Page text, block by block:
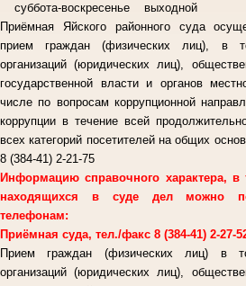
суббота-воскресенье выходной
Приёмная Яйского районного суда
прием граждан (физических лиц), в
организаций (юридических лиц),
государственной власти и органов
числе по вопросам коррупционной
коррупции в течение всей
всех категорий посетителей на общих
8 (384-41) 2-21-75
Информацию справочного характера,
находящихся в суде дел можно
телефонам:
Приёмная суда, тел./факс 8 (384-41) 2-27-
Прием граждан (физических лиц) в
организаций (юридических лиц),